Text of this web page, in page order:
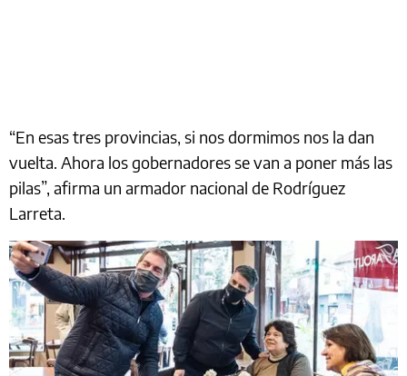
“En esas tres provincias, si nos dormimos nos la dan
vuelta. Ahora los gobernadores se van a poner más las
pilas”, afirma un armador nacional de Rodríguez
Larreta.